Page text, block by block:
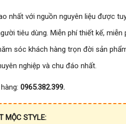
nhất với nguồn nguyên liệu được
tiêu dùng. Miễn phí thiết kế, miễn
sóc khách hàng trọn đời sản
nghiệp và chu đáo nhất.
0965.382.399.
MỘC STYLE: